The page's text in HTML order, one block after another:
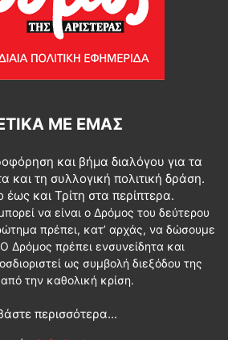
ΜΕ ΕΜΆΣ
και βήμα διαλόγου για τα
και τη συλλογική πολιτική δράση.
και Τρίτη στα περίπτερα.
να είναι ο Δρόμος του δεύτερου
πρέπει, κατ’ αρχάς, να δώσουμε
Δρόμος πρέπει ενσυνείδητα και
ως συμβολή διεξόδου της
την καθολική κρίση.
περισσότερα...